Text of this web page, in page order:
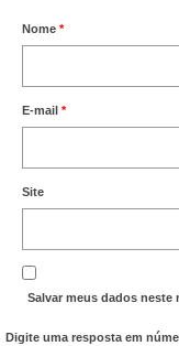
Nome *
E-mail *
Site
Salvar meus dados neste
Digite uma resposta em